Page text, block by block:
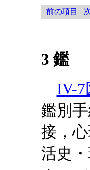
前の項目
3 鑑
IV-7
鑑別
接，
活史